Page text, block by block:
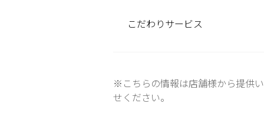
こだわりサービス
※こちらの情報は店舗様から提供
せください。